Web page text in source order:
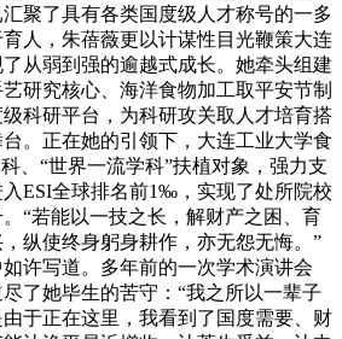
聚了具有各类国度级人才称号的一多
人，朱蓓薇更以计谋性目光鞭策大连
从弱到强的逾越式成长。她牵头组建
研究核心、海洋食物加工取平安节制
科研平台，为科研攻关取人才培育搭
。正在她的引领下，大连工业大学食
、“世界一流学科”扶植对象，强力支
ESI全球排名前1‰，实现了处所院校
“若能以一技之长，解财产之困、育
纵使终身躬身耕作，亦无怨无悔。”
许写道。多年前的一次学术演讲会
尽了她毕生的苦守：“我之所以一辈子
于正在这里，我看到了国度需要、财